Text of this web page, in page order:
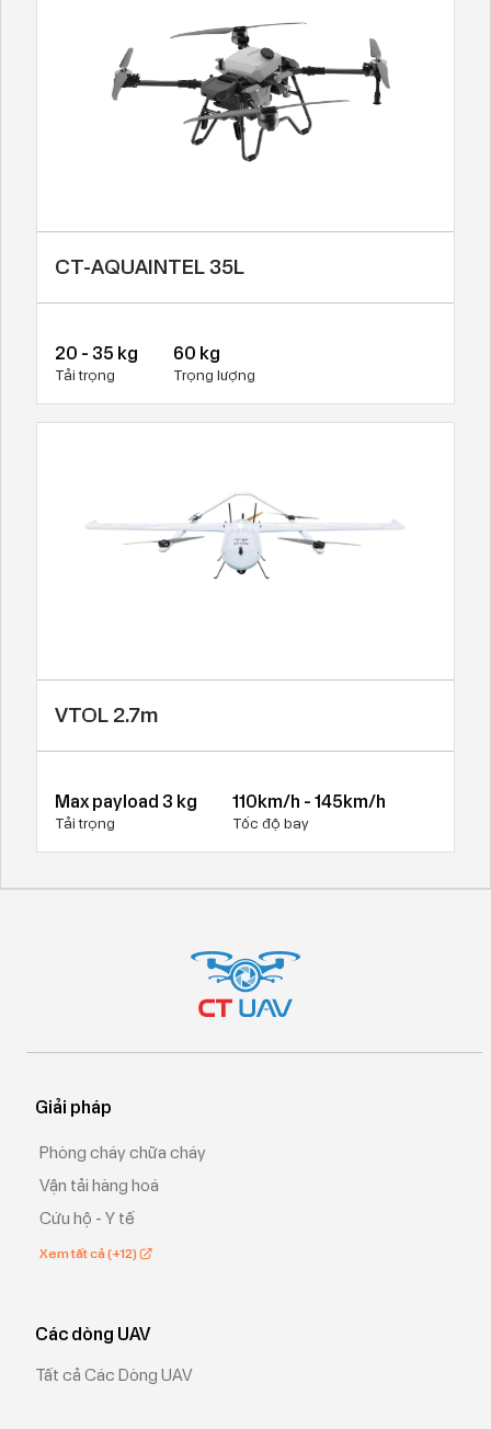
CT-AQUAINTEL 35L
20 - 35 kg
Tải trọng
60 kg
Trọng lượng
VTOL 2.7m
Max payload 3 kg
Tải trọng
110km/h - 145km/h
Tốc độ bay
Giải pháp
Phòng cháy chữa cháy
Vận tải hàng hoá
Cứu hộ - Y tế
Xem tất cả (+12)
Các dòng UAV
Tất cả Các Dòng UAV